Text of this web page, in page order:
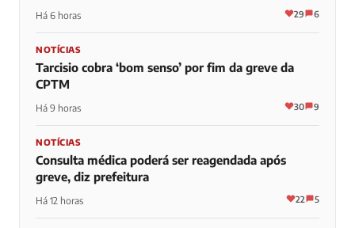
Há 6 horas 29 6
NOTÍCIAS
Tarcisio cobra ‘bom senso’ por fim da greve da
CPTM
Há 9 horas 30 9
NOTÍCIAS
Consulta médica poderá ser reagendada após
greve, diz prefeitura
Há 12 horas 22 5